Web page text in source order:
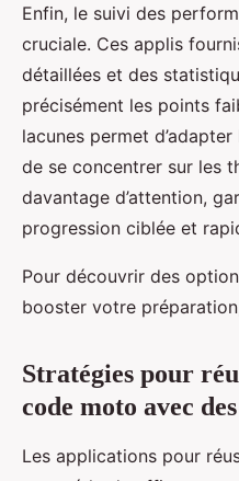
Enfin, le suivi des
cruciale. Ces applis
détaillées et des
précisément les points
lacunes permet
de se concentrer sur les
davantage d’attention,
progression ciblée et
Pour découvrir des
booster votre
Stratégies pour
code moto avec
Les applications pour